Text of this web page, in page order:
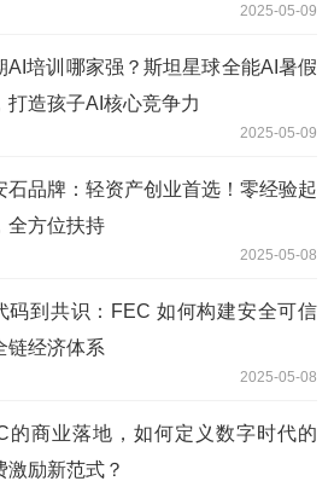
2025-05-09
AI培训哪家强？斯坦星球全能AI暑假
打造孩子AI核心竞争力
2025-05-09
石品牌：轻资产创业首选！零经验起
全方位扶持
2025-05-08
码到共识：FEC 如何构建安全可信
链经济体系
2025-05-08
的商业落地，如何定义数字时代的
激励新范式？